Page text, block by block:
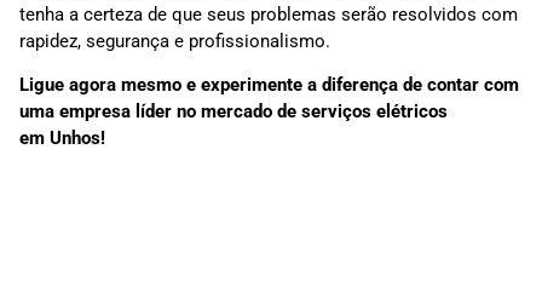
tenha a certeza de que seus problemas serão resolvidos com
rapidez, segurança e profissionalismo.
Ligue agora mesmo e experimente a diferença de contar com
uma empresa líder no mercado de serviços elétricos
em Unhos!